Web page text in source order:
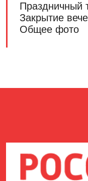
Праздничный
Закрытие
Общее фото